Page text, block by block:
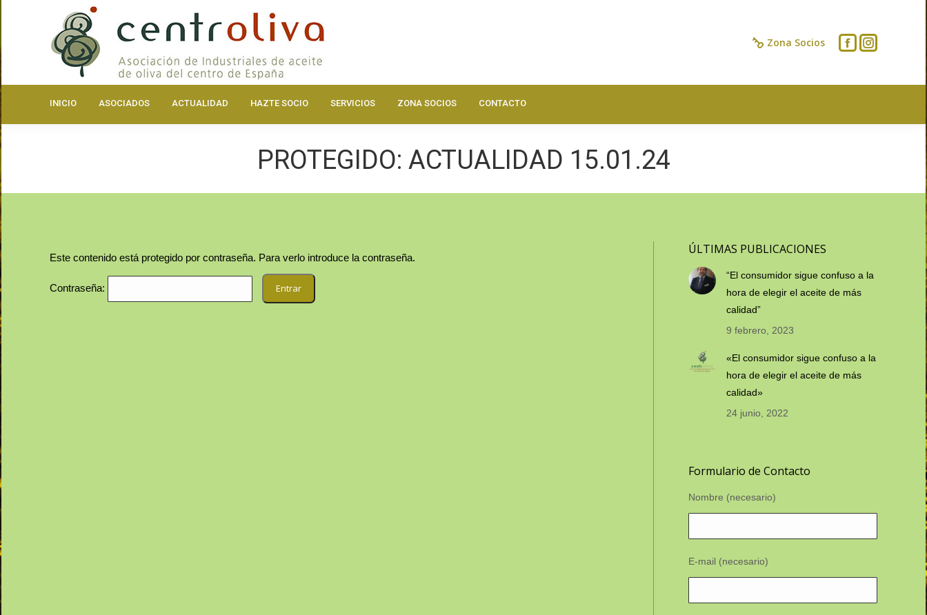
Zona Socios
INICIO ASOCIADOS ACTUALIDAD HAZTE SOCIO SERVICIOS ZONA SOCIOS CONTACTO
PROTEGIDO: ACTUALIDAD 15.01.24
Este contenido está protegido por contraseña. Para verlo introduce la contraseña.
Contraseña:
ÚLTIMAS PUBLICACIONES
“El consumidor sigue confuso a la
hora de elegir el aceite de más
calidad”
9 febrero, 2023
«El consumidor sigue confuso a la
hora de elegir el aceite de más
calidad»
24 junio, 2022
Formulario de Contacto
Nombre (necesario)
E-mail (necesario)
ASOCIADOS